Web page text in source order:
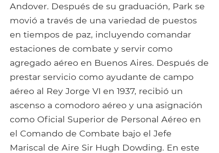
Andover. Después de su graduación, Park se
movió a través de una variedad de puestos
en tiempos de paz, incluyendo comandar
estaciones de combate y servir como
agregado aéreo en Buenos Aires. Después de
prestar servicio como ayudante de campo
aéreo al Rey Jorge VI en 1937, recibió un
ascenso a comodoro aéreo y una asignación
como Oficial Superior de Personal Aéreo en
el Comando de Combate bajo el Jefe
Mariscal de Aire Sir Hugh Dowding. En este